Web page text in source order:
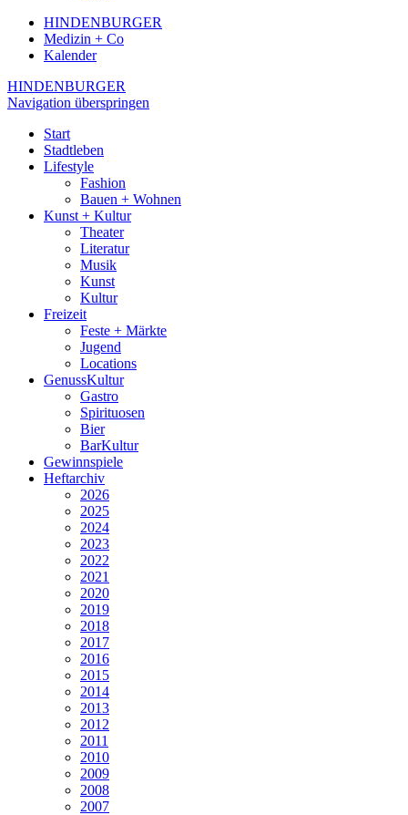
HINDENBURGER
Medizin + Co
Kalender
HINDENBURGER
Navigation überspringen
Start
Stadtleben
Lifestyle
Fashion
Bauen + Wohnen
Kunst + Kultur
Theater
Literatur
Musik
Kunst
Kultur
Freizeit
Feste + Märkte
Jugend
Locations
GenussKultur
Gastro
Spirituosen
Bier
BarKultur
Gewinnspiele
Heftarchiv
2026
2025
2024
2023
2022
2021
2020
2019
2018
2017
2016
2015
2014
2013
2012
2011
2010
2009
2008
2007